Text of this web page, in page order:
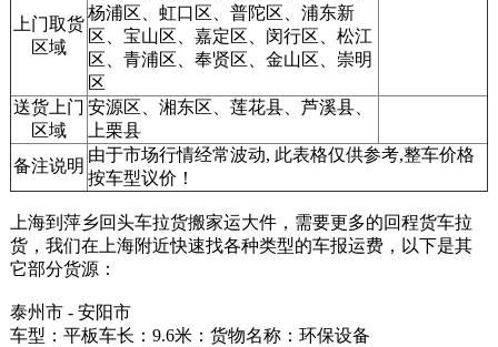
上门取货
区域
杨浦区、虹口区、普陀区、浦东新
区、宝山区、嘉定区、闵行区、松江
区、青浦区、奉贤区、金山区、崇明
区
送货上门
区域
安源区、湘东区、莲花县、芦溪县、
上栗县
备注说明
由于市场行情经常波动, 此表格仅供参考,整车价格
按车型议价！
上海到萍乡回头车拉货搬家运大件，需要更多的回程货车拉
货，我们在上海附近快速找各种类型的车报运费，以下是其
它部分货源：
泰州市 - 安阳市
车型：平板车长：9.6米：货物名称：环保设备